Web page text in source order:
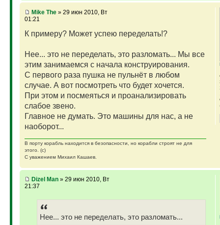
Mike The» 29 июн 2010, Вт
01:21
К примеру? Может успею переделать!?
Нее... это не переделать, это разломать... Мы все
этим занимаемся с начала конструирования.
С первого раза пушка не пульнёт в любом
случае. А вот посмотреть что будет хочется.
При этом и посмеяться и проанализировать
слабое звено.
Главное не думать. Это машины для нас, а не
наоборот...
В порту корабль находится в безопасности, но корабли строят не для
этого. (с)
С уважением Михаил Кашаев.
Dizel Man» 29 июн 2010, Вт
21:37
Нее... это не переделать, это разломать...